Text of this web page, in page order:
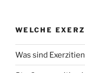
WELCHE
Was sind